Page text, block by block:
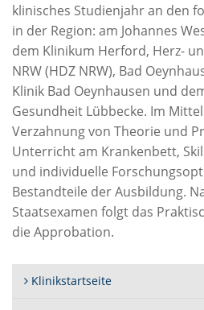
klinisches Studienjahr an den
in der Region: am Johannes
dem Klinikum Herford, Herz-
NRW (HDZ NRW), Bad
Klinik Bad Oeynhausen und
Gesundheit Lübbecke. Im
Verzahnung von Theorie und
Unterricht am Krankenbett,
und individuelle
Bestandteile der Ausbildung.
Staatsexamen folgt das
die Approbation.
Klinikstartseite